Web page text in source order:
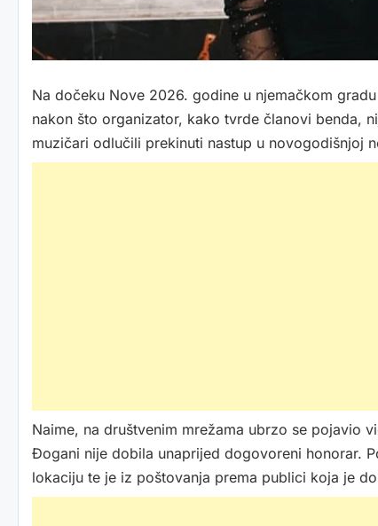
Na dočeku Nove 2026. godine u njemačkom
nakon što organizator, kako tvrde članovi benda,
muzičari odlučili prekinuti nastup u novogodišnjoj
Naime, na društvenim mrežama ubrzo se pojavio
Đogani nije dobila unaprijed dogovoreni honorar.
lokaciju te je iz poštovanja prema publici koja je